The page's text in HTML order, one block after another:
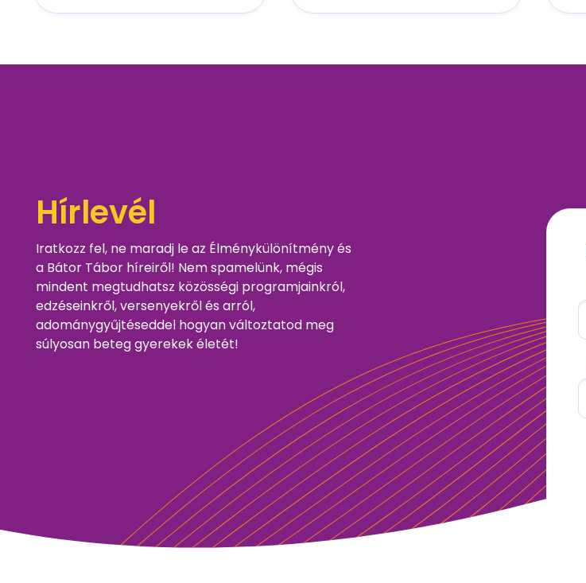
Hírlevél
Iratkozz fel, ne maradj le az Élménykülönítmény és
a Bátor Tábor híreiről! Nem spamelünk, mégis
mindent megtudhatsz közösségi programjainkról,
edzéseinkről, versenyekről és arról,
adománygyűjtéseddel hogyan változtatod meg
súlyosan beteg gyerekek életét!